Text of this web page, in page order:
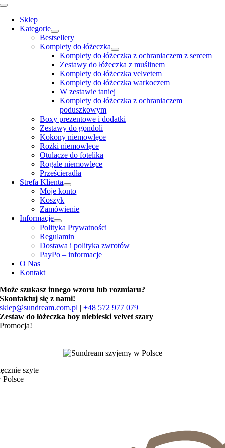
Toggle
Navigation
Sklep
Kategorie
Bestsellery
Komplety do łóżeczka
Komplety do łóżeczka z ochraniaczem z sercem
Zestawy do łóżeczka z muślinem
Komplety do łóżeczka velvetem
Komplety do łóżeczka warkoczem
W zestawie taniej
Komplety do łóżeczka z ochraniaczem
poduszkowym
Boxy prezentowe i dodatki
Zestawy do gondoli
Kokony niemowlęce
Rożki niemowlęce
Otulacze do fotelika
Rogale niemowlęce
Prześcieradła
Strefa Klienta
Moje konto
Koszyk
Zamówienie
Informacje
Polityka Prywatności
Regulamin
Dostawa i polityka zwrotów
PayPo – informacje
O Nas
Kontakt
Może szukasz innego wzoru lub rozmiaru?
Skontaktuj się z nami!
sklep@sundream.com.pl |+48 572 977 079 |
Zestaw do łóżeczka boy niebieski velvet szary
Promocja!
szyte
Polsce